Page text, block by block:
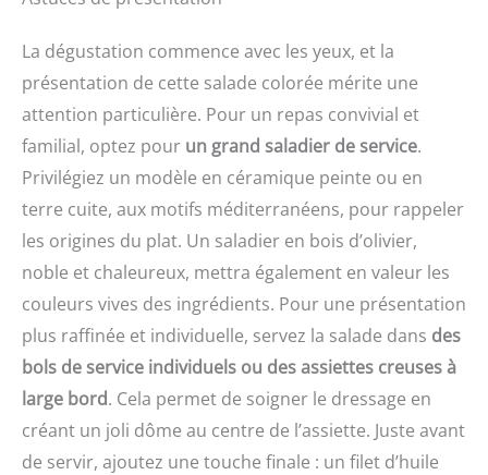
La dégustation commence avec les yeux, et la
présentation de cette salade colorée mérite une
attention particulière. Pour un repas convivial et
familial, optez pour un grand saladier de service.
Privilégiez un modèle en céramique peinte ou en
terre cuite, aux motifs méditerranéens, pour rappeler
les origines du plat. Un saladier en bois d’olivier,
noble et chaleureux, mettra également en valeur les
couleurs vives des ingrédients. Pour une présentation
plus raffinée et individuelle, servez la salade dans des
bols de service individuels ou des assiettes creuses à
large bord. Cela permet de soigner le dressage en
créant un joli dôme au centre de l’assiette. Juste avant
de servir, ajoutez une touche finale : un filet d’huile